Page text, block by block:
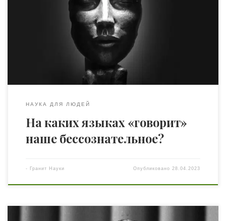
концепции и начинается погружение в среду судьбоа­
налитической доктрины. Выбор — это базовая
категория учения Сонди. Следовательно, с её
философского контекста и начнём экскурс в модели
судьбоаналитической доктрины. И прежде пару
пояснительных слов про тот самый «выбор». Почему […]
НАУКА ДЛЯ ЛЮДЕЙ
На каких языках «говорит»
наше бессознательное?
- Гранит Науки Опубликовано28.04.2023